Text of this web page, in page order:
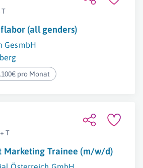
T
(all genders)
GesmbH
pro Monat
T
Marketing Trainee (m/w/d)